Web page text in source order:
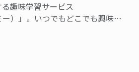
趣味学習サービス
ー）」。いつでもどこでも興味の
とコラボレーション。第一